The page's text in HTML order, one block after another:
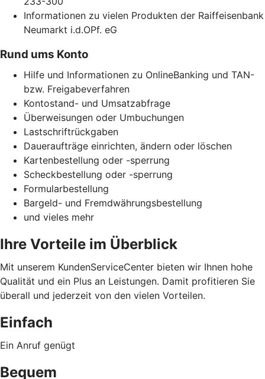
Informationen zu vielen Produkten der Raiffeisenbank
Neumarkt i.d.OPf. eG
Rund ums Konto
Hilfe und Informationen zu OnlineBanking und TAN-
bzw. Freigabeverfahren
Kontostand- und Umsatzabfrage
Überweisungen oder Umbuchungen
Lastschriftrückgaben
Daueraufträge einrichten, ändern oder löschen
Kartenbestellung oder -sperrung
Scheckbestellung oder -sperrung
Formularbestellung
Bargeld- und Fremdwährungsbestellung
und vieles mehr
Ihre Vorteile im Überblick
Mit unserem KundenServiceCenter bieten wir Ihnen hohe
Qualität und ein Plus an Leistungen. Damit profitieren Sie
überall und jederzeit von den vielen Vorteilen.
Einfach
Ein Anruf genügt
Bequem